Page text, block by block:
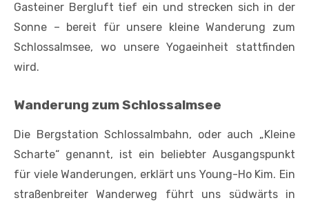
Gasteiner Bergluft tief ein und strecken sich in der
Sonne – bereit für unsere kleine Wanderung zum
Schlossalmsee, wo unsere Yogaeinheit stattfinden
wird.
Wanderung zum Schlossalmsee
Die Bergstation Schlossalmbahn, oder auch „Kleine
Scharte“ genannt, ist ein beliebter Ausgangspunkt
für viele Wanderungen, erklärt uns Young-Ho Kim. Ein
straßenbreiter Wanderweg führt uns südwärts in